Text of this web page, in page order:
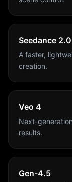
Seedance
A faster,
creation.
Veo 4
Next-
results.
Gen-4.5